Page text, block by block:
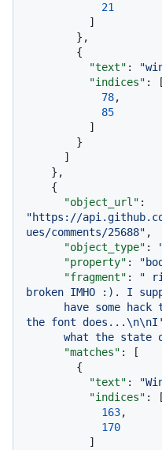
21
]
} ,
{
"text" :
"indices" :
[
78,
85
]
}
]
} ,
{
"object_url" :
"https://
ues/comments/25688" ,
"object_type" :
"property" :
"fragment" :
"
broken IMHO :). I
the font
what the
"matches" :
[
{
"text" :
"indices" :
[
163,
170
]